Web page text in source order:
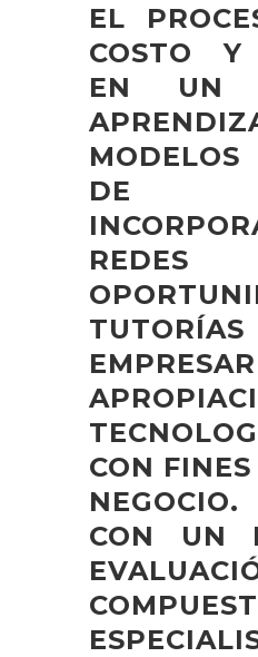
EL
COSTO Y
EN UN
DE
CON FINES
CON UN